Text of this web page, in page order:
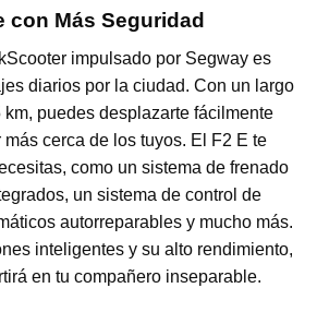
con Más Seguridad
impulsado por Segway es
diarios por la ciudad. Con un largo
puedes desplazarte fácilmente
cerca de los tuyos. El F2 E te
como un sistema de frenado
un sistema de control de
autorreparables y mucho más.
inteligentes y su alto rendimiento,
en tu compañero inseparable.